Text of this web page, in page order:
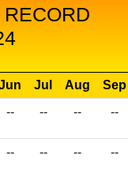
Jul Aug
Sep
-- -- -- --
-- -- -- --